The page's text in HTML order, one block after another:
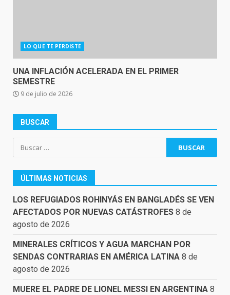
LO QUE TE PERDISTE
UNA INFLACIÓN ACELERADA EN EL PRIMER
SEMESTRE
9 de julio de 2026
BUSCAR
Buscar:
ÚLTIMAS NOTICIAS
LOS REFUGIADOS ROHINYÁS EN BANGLADÉS SE VEN
AFECTADOS POR NUEVAS CATÁSTROFES 8 de
agosto de 2026
MINERALES CRÍTICOS Y AGUA MARCHAN POR
SENDAS CONTRARIAS EN AMÉRICA LATINA 8 de
agosto de 2026
MUERE EL PADRE DE LIONEL MESSI EN ARGENTINA 8